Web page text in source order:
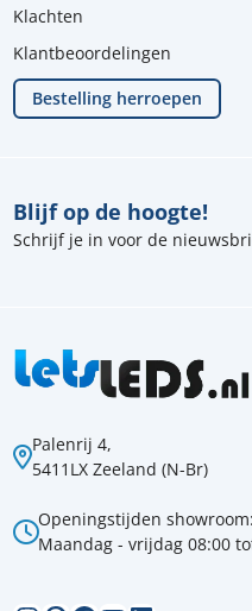
Palenrij 4,
5411LX Zeeland (N-Br)
Openingstijden showroom:
Maandag - vrijdag 08:00
Blijf op de hoogte!
Schrijf je in voor de
Klachten
Klantbeoordelingen
Bestelling herroepen